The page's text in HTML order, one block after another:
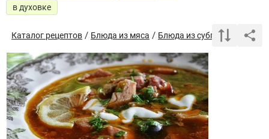
в духовке
Каталог рецептов / Блюда из мяса / Блюда из субпродуктов/